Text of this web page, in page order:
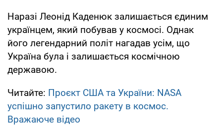
Наразі Леонід Каденюк залишається єдиним
українцем, який побував у космосі. Однак
його легендарний політ нагадав усім, що
Україна була і залишається космічною
державою.
Читайте: Проєкт США та України: NASA
успішно запустило ракету в космос.
Вражаюче відео